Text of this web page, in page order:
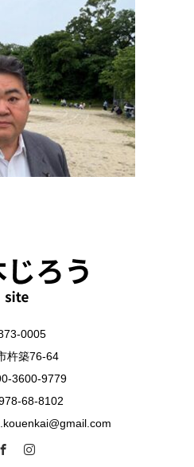
0005
杵築76-64
3600-9779
68-8102